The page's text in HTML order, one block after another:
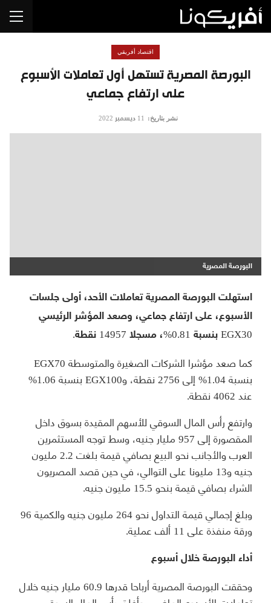
البورصة المصرية تستهل أول تعاملات الأسبوع
على ارتفاع جماعي
اقتصاد أفريقي
نشر بتاريخ: 11 ديسمبر 2022
البورصة المصرية
استهلت البورصة المصرية تعاملات الأحد، أولى جلسات
الأسبوع، على ارتفاع جماعي، وصعد المؤشر الرئيسي
EGX30 بنسبة 0.81%، مسجلا 14957 نقطة.
كما صعد مؤشرا الشركات الصغيرة والمتوسطة EGX70
بنسبة 1.04% إلى 2756 نقطة، وEGX100 بنسبة 1.06%
عند 4062 نقطة.
وارتفع رأس المال السوقي للأسهم المقيدة بسوق داخل
المقصورة إلى 957 مليار جنيه، وسط توجه المستثمرين
العرب والأجانب نحو البيع بصافي قيمة بلغت 2.2 مليون
جنيه و13 مليونا على التوالي، في حين قصد المصريون
الشراء بصافي قيمة بنحو 15.5 مليون جنيه.
وبلغ إجمالي قيمة التداول نحو 264 مليون جنيه والكمية 96
ورقة منفذة على 11 ألف عملية.
أداء البورصة خلال أسبوع
وحققت البورصة المصرية أرباحا قدرها 60.9 مليار جنيه خلال